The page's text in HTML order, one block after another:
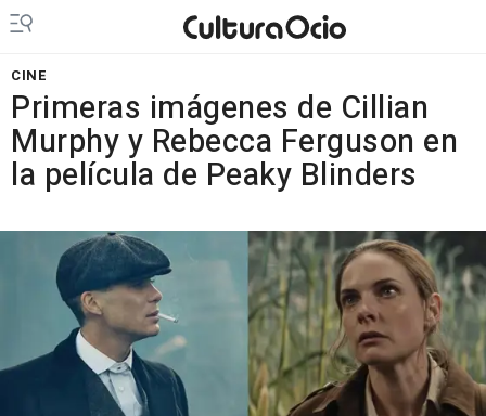
CINE
Primeras imágenes de Cillian
Murphy y Rebecca Ferguson en
la película de Peaky Blinders